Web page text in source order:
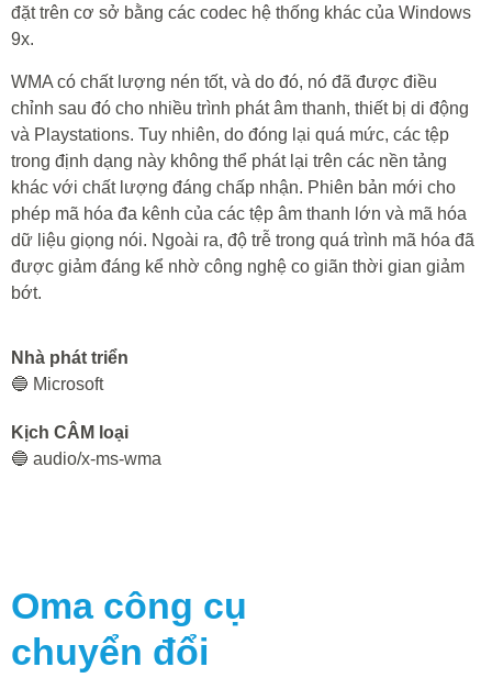
đặt trên cơ sở bằng các codec hệ thống khác của Windows
9x.
WMA có chất lượng nén tốt, và do đó, nó đã được điều
chỉnh sau đó cho nhiều trình phát âm thanh, thiết bị di động
và Playstations. Tuy nhiên, do đóng lại quá mức, các tệp
trong định dạng này không thể phát lại trên các nền tảng
khác với chất lượng đáng chấp nhận. Phiên bản mới cho
phép mã hóa đa kênh của các tệp âm thanh lớn và mã hóa
dữ liệu giọng nói. Ngoài ra, độ trễ trong quá trình mã hóa đã
được giảm đáng kể nhờ công nghệ co giãn thời gian giảm
bớt.
Nhà phát triển
🔵 Microsoft
Kịch CÂM loại
🔵 audio/x-ms-wma
Oma công cụ
chuyển đổi